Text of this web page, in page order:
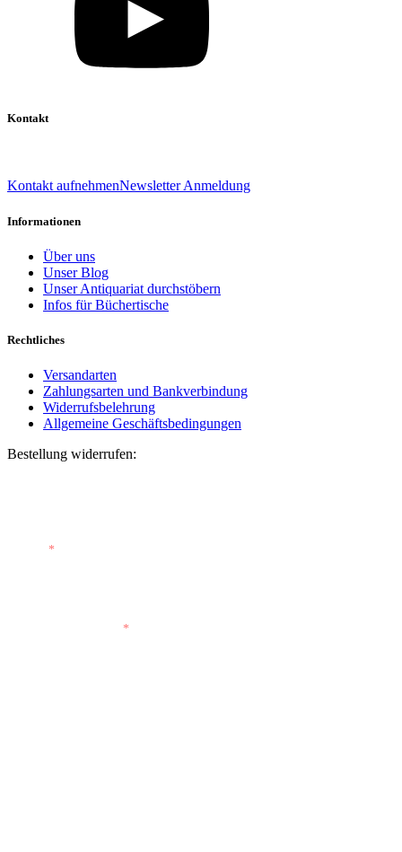
Kontakt
Kontakt aufnehmenNewsletter Anmeldung
Informationen
Über uns
Unser Blog
Unser Antiquariat durchstöbern
Infos für Büchertische
Rechtliches
Versandarten
Zahlungsarten und Bankverbindung
Widerrufsbelehrung
Allgemeine Geschäftsbedingungen
Bestellung widerrufen:
*
*